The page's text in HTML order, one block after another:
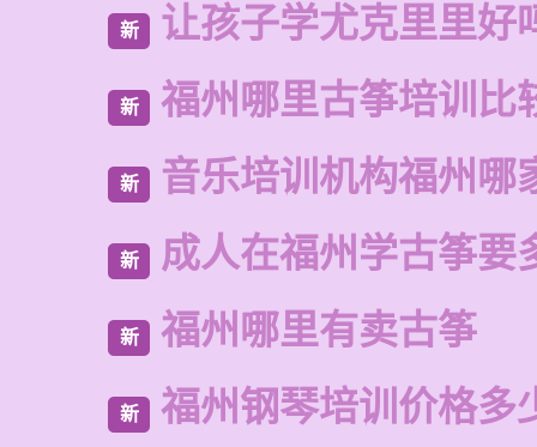
新 让孩子学尤克里里好
新 福州哪里古筝培训比
新 音乐培训机构福州哪
新 成人在福州学古筝要
新 福州哪里有卖古筝
新 福州钢琴培训价格多